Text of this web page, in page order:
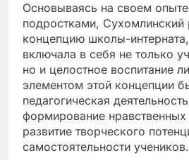
Основываясь на своем
подростками, Сухомлинский
концепцию школы-
включала в себя не только
но и целостное воспитание
элементом этой концепции
педагогическая
формирование нравственных
развитие творческого
самостоятельности учеников.